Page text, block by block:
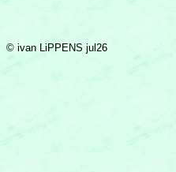
© ivan LiPPENS jul26